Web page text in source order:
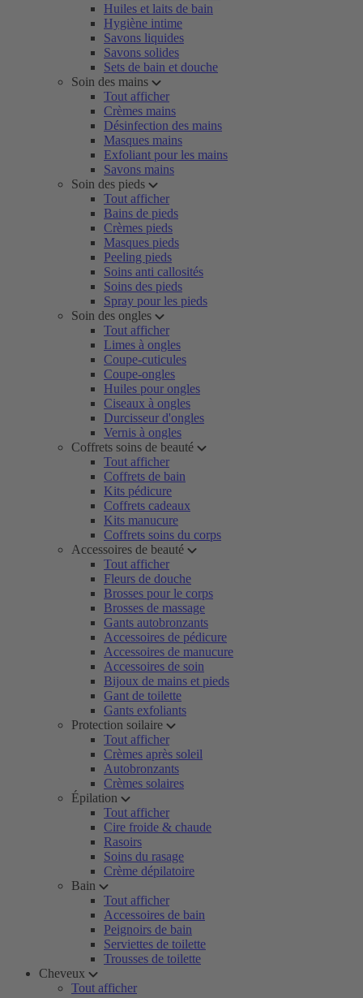
Huiles et laits de bain
Hygiène intime
Savons liquides
Savons solides
Sets de bain et douche
Soin des mains
Tout afficher
Crèmes mains
Désinfection des mains
Masques mains
Exfoliant pour les mains
Savons mains
Soin des pieds
Tout afficher
Bains de pieds
Crèmes pieds
Masques pieds
Peeling pieds
Soins anti callosités
Soins des pieds
Spray pour les pieds
Soin des ongles
Tout afficher
Limes à ongles
Coupe-cuticules
Coupe-ongles
Huiles pour ongles
Ciseaux à ongles
Durcisseur d'ongles
Vernis à ongles
Coffrets soins de beauté
Tout afficher
Coffrets de bain
Kits pédicure
Coffrets cadeaux
Kits manucure
Coffrets soins du corps
Accessoires de beauté
Tout afficher
Fleurs de douche
Brosses pour le corps
Brosses de massage
Gants autobronzants
Accessoires de pédicure
Accessoires de manucure
Accessoires de soin
Bijoux de mains et pieds
Gant de toilette
Gants exfoliants
Protection soilaire
Tout afficher
Crèmes après soleil
Autobronzants
Crèmes solaires
Épilation
Tout afficher
Cire froide & chaude
Rasoirs
Soins du rasage
Crème dépilatoire
Bain
Tout afficher
Accessoires de bain
Peignoirs de bain
Serviettes de toilette
Trousses de toilette
Cheveux
Tout afficher